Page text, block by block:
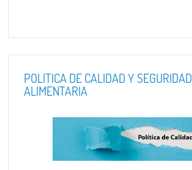
POLITICA DE CALIDAD Y SEGURIDAD
ALIMENTARIA